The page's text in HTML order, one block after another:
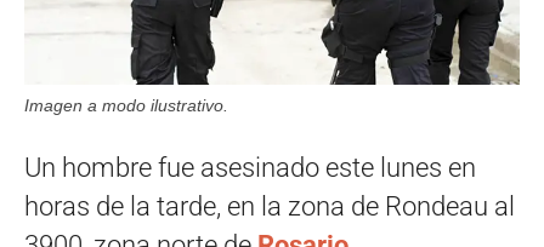
Imagen a modo ilustrativo.
Un hombre fue asesinado este lunes en
horas de la tarde, en la zona de Rondeau al